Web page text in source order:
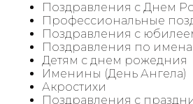
Поздравления с Днем
Профессиональные
Поздравления с
Поздравления по
Детям с днем рожедния
Именины (День Ангела)
Акростихи
Поздравления с